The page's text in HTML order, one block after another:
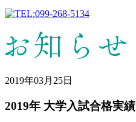
2019年03月25日
2019年 大学入試合格実績